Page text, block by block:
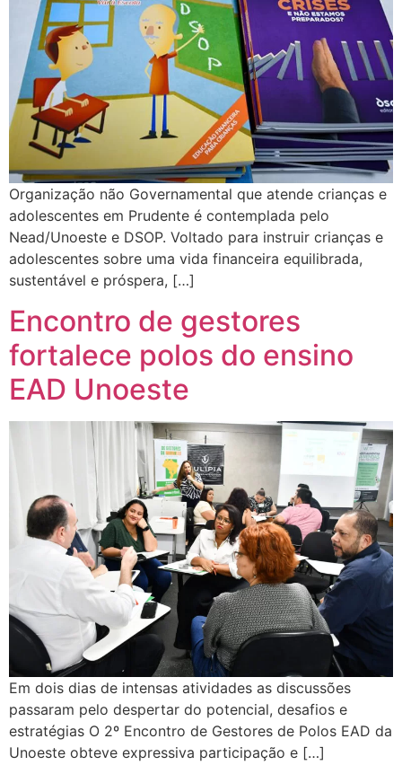
Organização não Governamental que atende crianças e
adolescentes em Prudente é contemplada pelo
Nead/Unoeste e DSOP. Voltado para instruir crianças e
adolescentes sobre uma vida financeira equilibrada,
sustentável e próspera, […]
Encontro de gestores
fortalece polos do ensino
EAD Unoeste
Em dois dias de intensas atividades as discussões
passaram pelo despertar do potencial, desafios e
estratégias O 2º Encontro de Gestores de Polos EAD da
Unoeste obteve expressiva participação e […]